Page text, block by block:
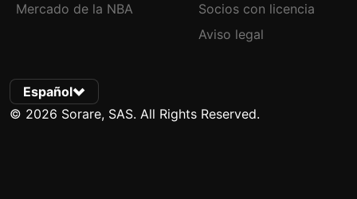
Mercado de la NBA
Socios con licencia
Aviso legal
Español
© 2026 Sorare, SAS. All Rights Reserved.